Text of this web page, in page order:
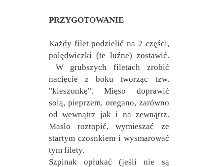
PRZYGOTOWANIE
Każdy filet podzielić na 2 części,
polędwiczki (te luźne) zostawić.
W grubszych filetach zrobić
nacięcie z boku tworząc tzw.
"kieszonkę". Mięso doprawić
solą, pieprzem, oregano, zarówno
od wewnątrz jak i na zewnątrz.
Masło roztopić, wymieszać ze
startym czosnkiem i wysmarować
tym filety.
Szpinak opłukać (jeśli nie są